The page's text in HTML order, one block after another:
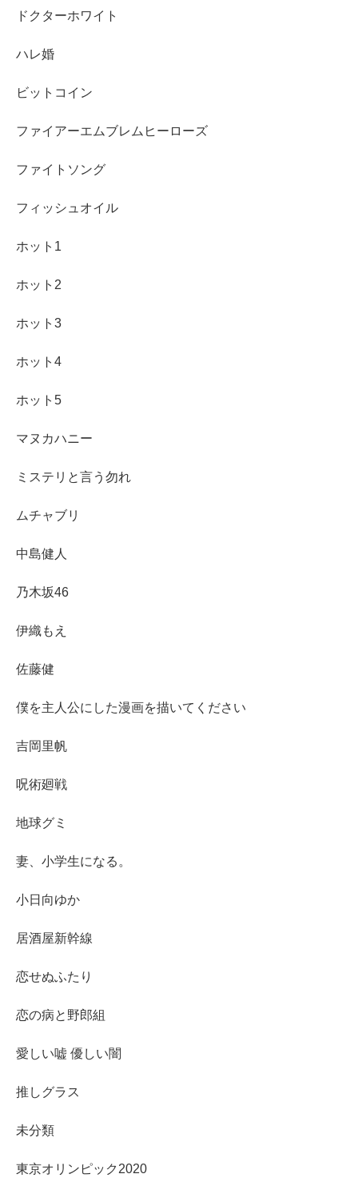
ドクターホワイト
ハレ婚
ビットコイン
ファイアーエムブレムヒーローズ
ファイトソング
フィッシュオイル
ホット1
ホット2
ホット3
ホット4
ホット5
マヌカハニー
ミステリと言う勿れ
ムチャブリ
中島健人
乃木坂46
伊織もえ
佐藤健
僕を主人公にした漫画を描いてください
吉岡里帆
呪術廻戦
地球グミ
妻、小学生になる。
小日向ゆか
居酒屋新幹線
恋せぬふたり
恋の病と野郎組
愛しい嘘 優しい闇
推しグラス
未分類
東京オリンピック2020